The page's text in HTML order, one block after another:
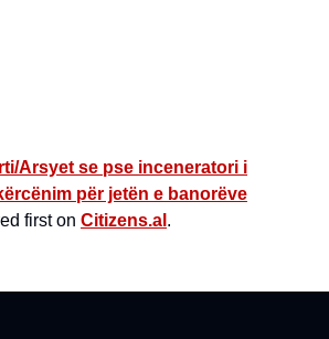
Arsyet se pse inceneratori i
për jetën e banorëve
first on Citizens.al .